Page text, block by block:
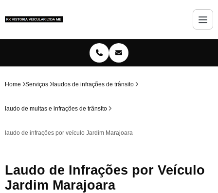
Home Serviços laudos de infrações de trânsito
laudo de multas e infrações de trânsito
laudo de infrações por veículo Jardim Marajoara
Laudo de Infrações por Veículo
Jardim Marajoara